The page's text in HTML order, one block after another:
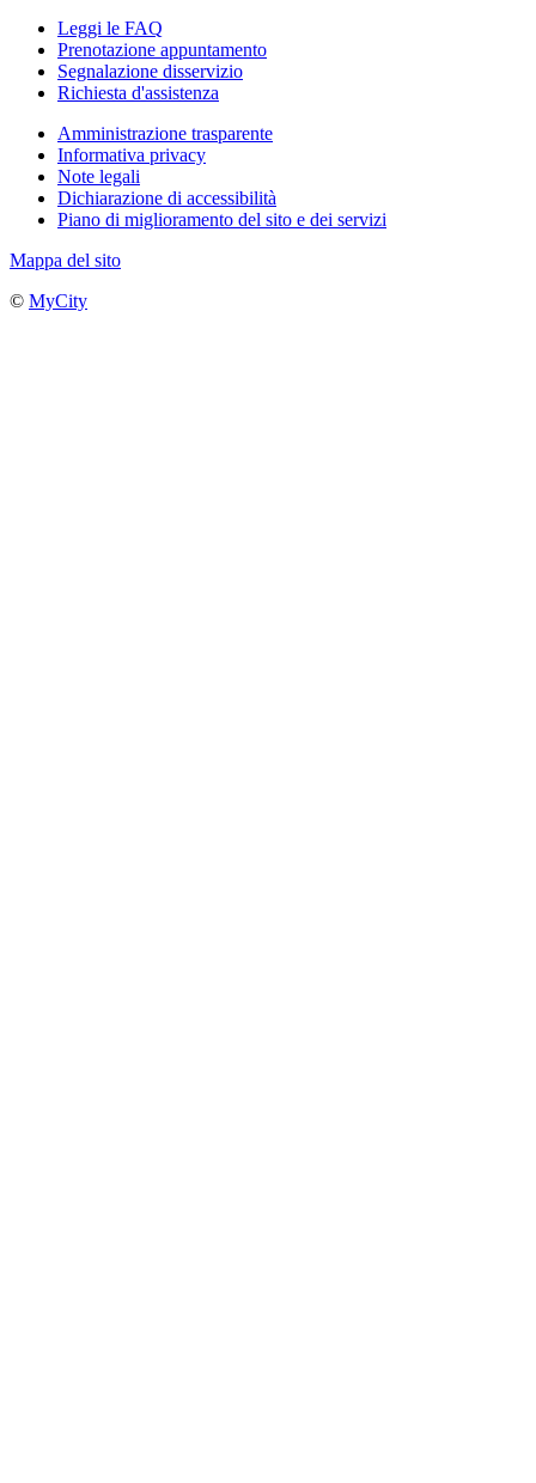
Leggi le FAQ
Prenotazione appuntamento
Segnalazione disservizio
Richiesta d'assistenza
Amministrazione trasparente
Informativa privacy
Note legali
Dichiarazione di accessibilità
Piano di miglioramento del sito e dei servizi
Mappa del sito
© MyCity